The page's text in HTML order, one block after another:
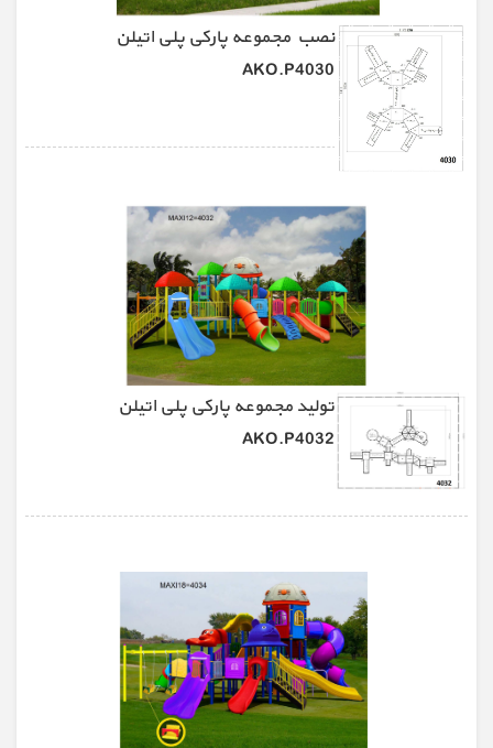
نصب مجموعه پارکی پلی اتیلن
AKO.P4030
تولید مجموعه پارکی پلی اتیلن
AKO.P4032